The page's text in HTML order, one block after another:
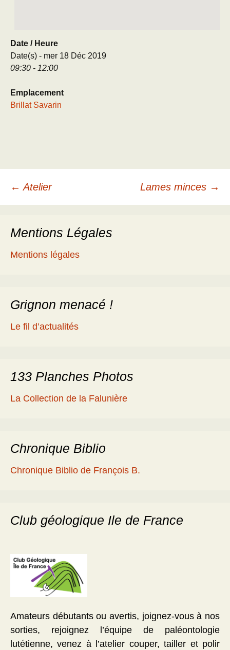
Date / Heure
Date(s) - mer 18 Déc 2019
09:30 - 12:00
Emplacement
Brillat Savarin
Navigation
des
articles
← Atelier Lames minces →
Mentions Légales
Mentions légales
Grignon menacé !
Le fil d’actualités
133 Planches Photos
La Collection de la Falunière
Chronique Biblio
Chronique Biblio de François B.
Club géologique Ile de France
Amateurs débutants ou avertis, joignez-vous à nos
sorties, rejoignez l’équipe de paléontologie
lutétienne, venez à l’atelier couper, tailler et polir